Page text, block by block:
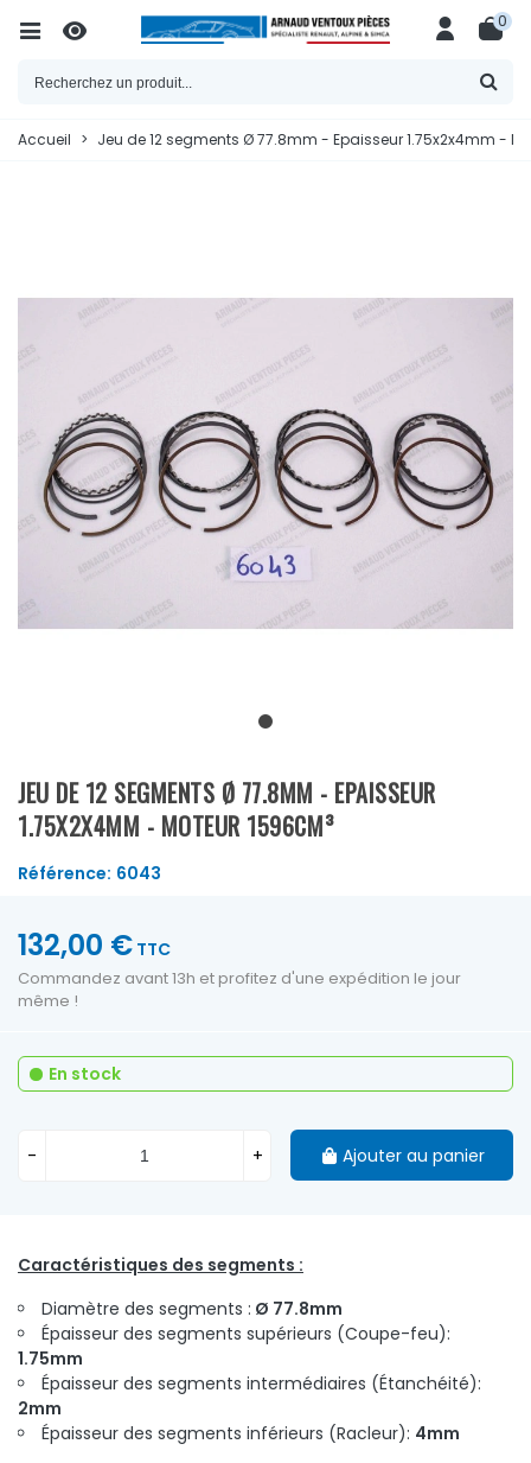
0
Accueil > Jeu de 12 segments Ø 77.8mm - Epaisseur 1.75x2x4mm -
JEU DE 12 SEGMENTS Ø 77.8MM - EPAISSEUR
1.75X2X4MM - MOTEUR 1596CM³
Référence: 6043
Caractéristiques des segments :
Diamètre des segments : Ø 77.8mm
Épaisseur des segments supérieurs (Coupe-feu):
1.75mm
Épaisseur des segments intermédiaires (Étanchéité):
2mm
Épaisseur des segments inférieurs (Racleur): 4mm
132,00 € TTC
Commandez avant 13h et profitez d'une expédition le jour
même !
En stock
- + Ajouter au panier